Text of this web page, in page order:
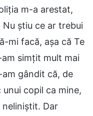
m-a arestat,
știu ce ar trebui
mi facă, așa că Te
simțit mult mai
gândit că, de
copil ca mine,
Dar